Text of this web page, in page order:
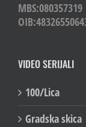
MBS:080357319
VIDEO SERIJALI
100/Lica
Gradska skica